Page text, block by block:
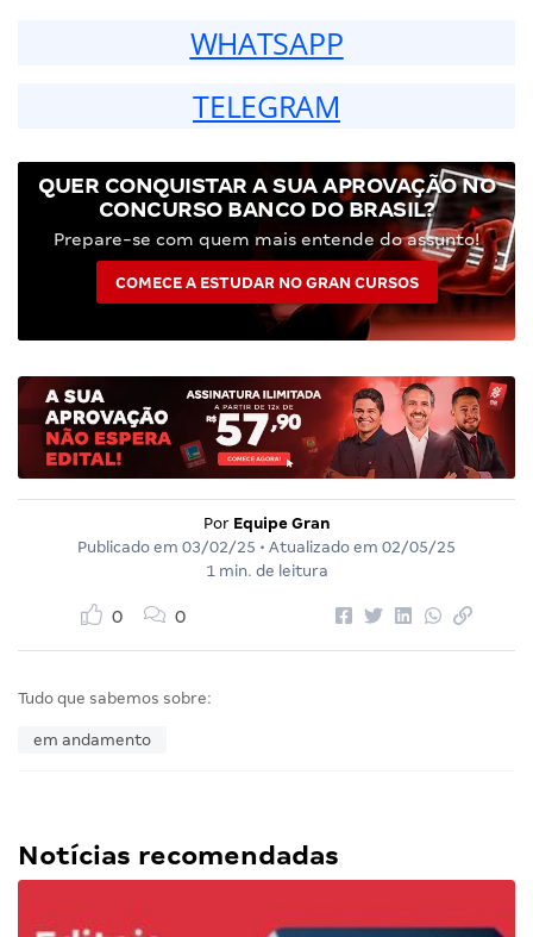
WHATSAPP
TELEGRAM
QUER CONQUISTAR A SUA APROVAÇÃO NO
CONCURSO BANCO DO BRASIL?
Prepare-se com quem mais entende do assunto!
COMECE A ESTUDAR NO GRAN CURSOS
Por Equipe Gran
Publicado em 03/02/25 • Atualizado em 02/05/25
1 min. de leitura
0 0
Tudo que sabemos sobre:
em andamento
Notícias recomendadas